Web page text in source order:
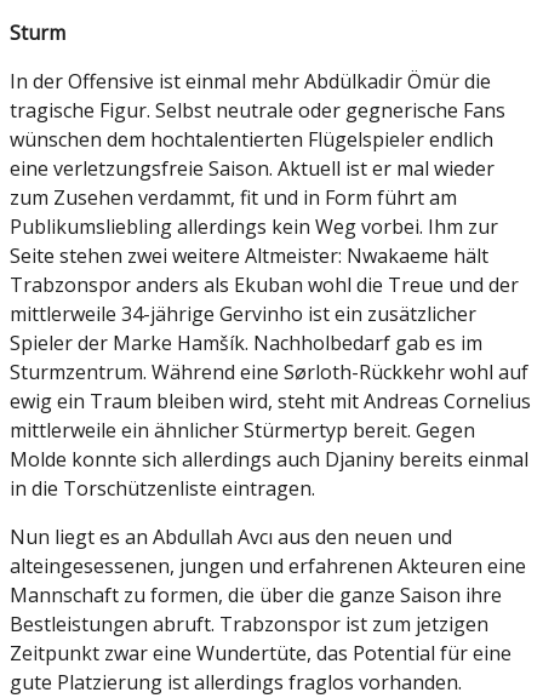
Sturm
In der Offensive ist einmal mehr Abdülkadir Ömür die
tragische Figur. Selbst neutrale oder gegnerische Fans
wünschen dem hochtalentierten Flügelspieler endlich
eine verletzungsfreie Saison. Aktuell ist er mal wieder
zum Zusehen verdammt, fit und in Form führt am
Publikumsliebling allerdings kein Weg vorbei. Ihm zur
Seite stehen zwei weitere Altmeister: Nwakaeme hält
Trabzonspor anders als Ekuban wohl die Treue und der
mittlerweile 34-jährige Gervinho ist ein zusätzlicher
Spieler der Marke Hamšík. Nachholbedarf gab es im
Sturmzentrum. Während eine Sørloth-Rückkehr wohl auf
ewig ein Traum bleiben wird, steht mit Andreas Cornelius
mittlerweile ein ähnlicher Stürmertyp bereit. Gegen
Molde konnte sich allerdings auch Djaniny bereits einmal
in die Torschützenliste eintragen.
Nun liegt es an Abdullah Avcı aus den neuen und
alteingesessenen, jungen und erfahrenen Akteuren eine
Mannschaft zu formen, die über die ganze Saison ihre
Bestleistungen abruft. Trabzonspor ist zum jetzigen
Zeitpunkt zwar eine Wundertüte, das Potential für eine
gute Platzierung ist allerdings fraglos vorhanden.